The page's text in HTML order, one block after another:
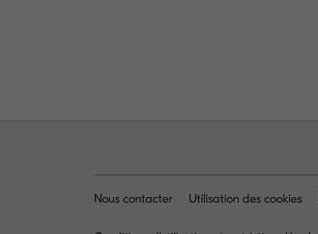
Nous contacter Utilisation des cookies